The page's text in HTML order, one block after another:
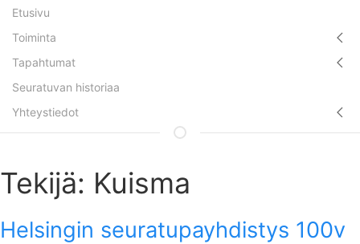
Etusivu
Toiminta
Tapahtumat
Seuratuvan historiaa
Yhteystiedot
Tekijä: Kuisma
Helsingin seuratupayhdistys 100v